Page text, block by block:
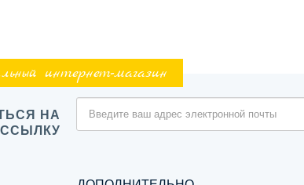
интернет-магазин
НА